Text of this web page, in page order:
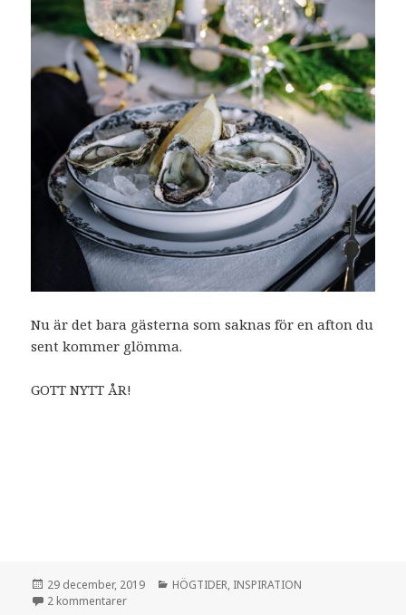
Nu är det bara gästerna som saknas för en afton du
sent kommer glömma.
GOTT NYTT ÅR!
Postat
29 december, 2019 Kategorier
HÖGTIDER, INSPIRATION
2 kommentarertill ENKEL NYÅRSDUKNING